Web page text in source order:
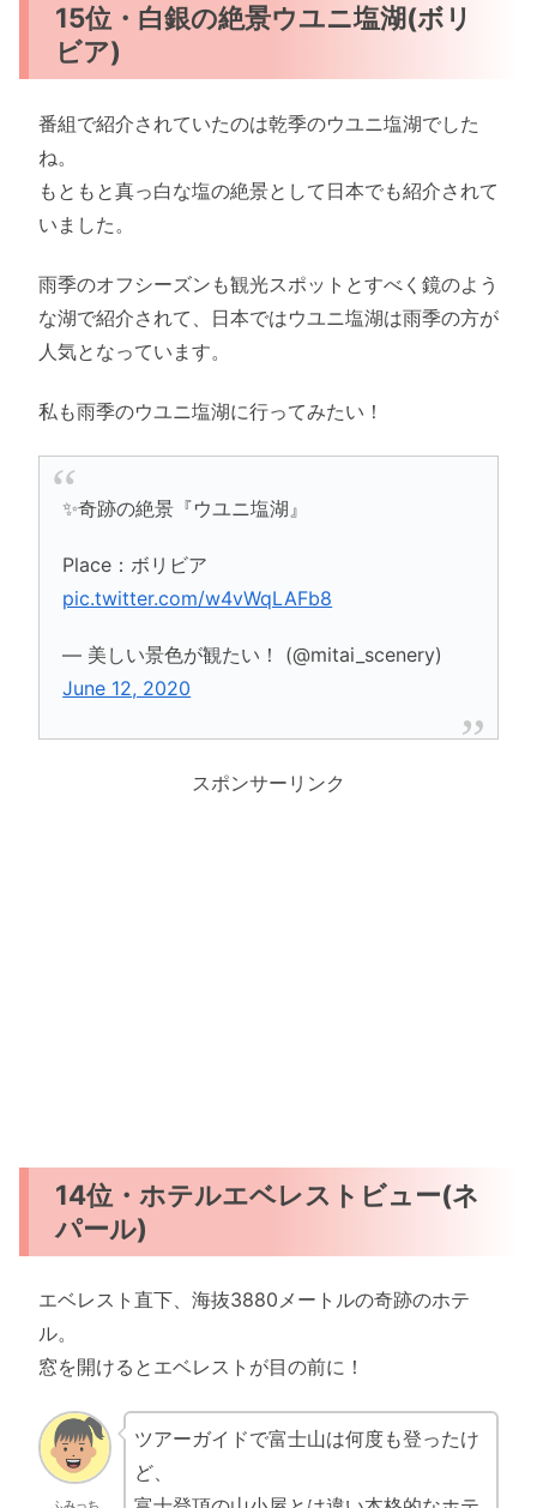
15位・白銀の絶景ウユニ塩湖(ボリ
ビア)
番組で紹介されていたのは乾季のウユニ塩湖でした
ね。
もともと真っ白な塩の絶景として日本でも紹介されて
いました。
雨季のオフシーズンも観光スポットとすべく鏡のよう
な湖で紹介されて、日本ではウユニ塩湖は雨季の方が
人気となっています。
私も雨季のウユニ塩湖に行ってみたい！
✨奇跡の絶景『ウユニ塩湖』
Place：ボリビア
pic.twitter.com/w4vWqLAFb8
— 美しい景色が観たい！ (@mitai_scenery)
June 12, 2020
スポンサーリンク
14位・ホテルエベレストビュー(ネ
パール)
エベレスト直下、海抜3880メートルの奇跡のホテ
ル。
窓を開けるとエベレストが目の前に！
ふみっち
ツアーガイドで富士山は何度も登ったけ
ど、